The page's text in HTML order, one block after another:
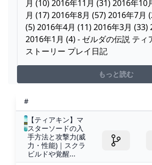
月 (10) 2016年11月 (31) 2016年10
月 (17) 2016年8月 (57) 2016年7月
(5) 2016年4月 (11) 2016年3月 (33)
2016年1月 (4) - ゼルダの伝説 ティ
ストーリー プレイ日記
もっと読む
#
【ティアキン】マ
スターソードの入
手方法と攻撃力(威
力・性能)｜スクラ
ビルドや覚醒...